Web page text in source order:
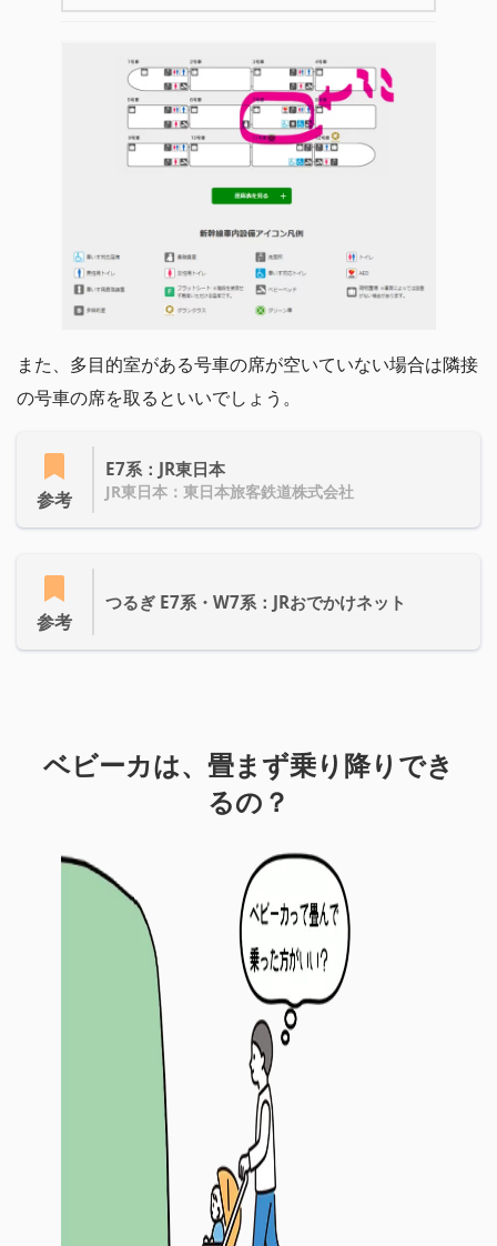
また、多目的室がある号車の席が空いていない場合は隣接
の号車の席を取るといいでしょう。
参考
E7系：JR東日本
JR東日本：東日本旅客鉄道株式会社
参考
つるぎ E7系・W7系：JRおでかけネット
ベビーカは、畳まず乗り降りでき
るの？